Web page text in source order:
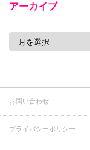
アーカイブ
ア
お問い合わせ
プライバシーポリシー